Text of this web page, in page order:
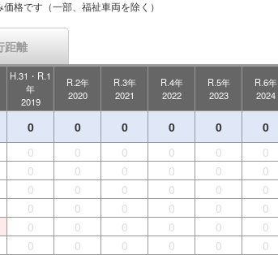
格です（一部、福祉車両を除く）
距離
H.31・R.1
年
2019
R.2年
2020
R.3年
2021
R.4年
2022
R.5年
2023
R.6年
2024
0 0 0 0 0 0
0 0 0 0 0 0
0 0 0 0 0 0
0 0 0 0 0 0
0 0 0 0 0 0
0 0 0 0 0 0
0 0 0 0 0 0